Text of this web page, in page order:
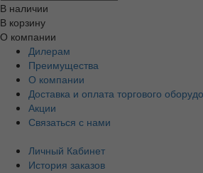
В наличии
В корзину
О компании
Дилерам
Преимущества
О компании
Доставка и оплата торгового
Акции
Связаться с нами
Личный Кабинет
История заказов